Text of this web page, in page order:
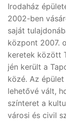
Irodaház
2002-ben
saját
központ 2007.
keretek között
jén került a
közé. Az
lehetővé vált,
színteret a
városi és civil